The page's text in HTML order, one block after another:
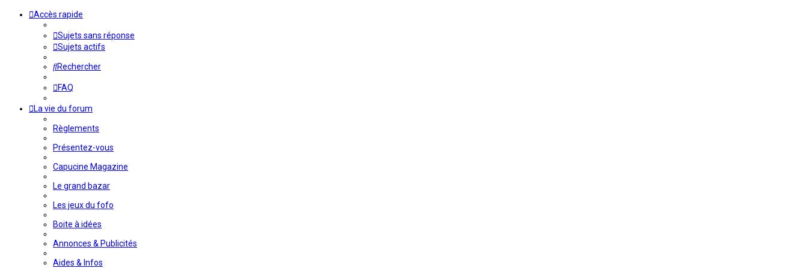
Accès rapide
Sujets sans réponse
Sujets actifs
Rechercher
FAQ
La vie du forum
Règlements
Présentez-vous
Capucine Magazine
Le grand bazar
Les jeux du fofo
Boite à idées
Annonces & Publicités
Aides & Infos